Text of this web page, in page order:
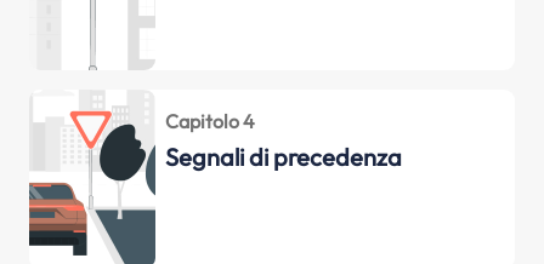
Capitolo 4
Segnali di precedenza